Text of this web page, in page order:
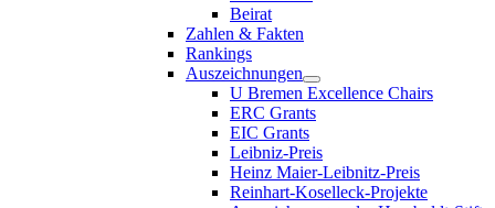
Beirat
Zahlen & Fakten
Rankings
Auszeichnungen
U Bremen Excellence Chairs
ERC Grants
EIC Grants
Leibniz-Preis
Heinz Maier-Leibnitz-Preis
Reinhart-Koselleck-Projekte